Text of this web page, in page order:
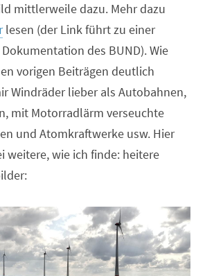
mittlerweile dazu. Mehr dazu
lesen (der Link führt zu einer
des BUND). Wie
vorigen Beiträgen deutlich
Windräder lieber als Autobahnen,
mit Motorradlärm verseuchte
und Atomkraftwerke usw. Hier
weitere, wie ich finde: heitere